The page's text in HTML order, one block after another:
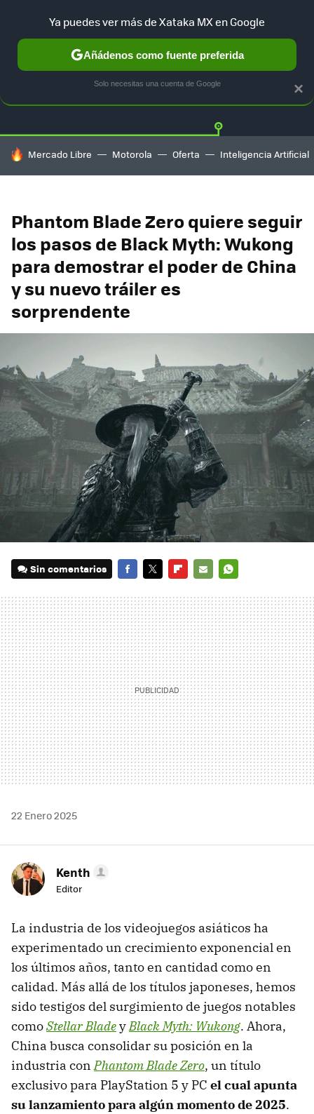
Twitter
HOY SE HABLA DE
Mercado Libre Motorola Oferta Inteligencia Artificial
Phantom Blade Zero quiere seguir
los pasos de Black Myth: Wukong
para demostrar el poder de China
y su nuevo tráiler es
sorprendente
Sin comentarios
MAIL
22 Enero 2025
Kenth
Editor
La industria de los videojuegos asiáticos ha
experimentado un crecimiento exponencial en
los últimos años, tanto en cantidad como en
calidad. Más allá de los títulos japoneses, hemos
sido testigos del surgimiento de juegos notables
comoStellar BladeyBlack Myth: Wukong. Ahora,
China busca consolidar su posición en la
industria conPhantom Blade Zero, un título
exclusivo para PlayStation 5 y PC el cual apunta
su lanzamiento para algún momento de 2025.
×
Ya puedes ver más de Xataka MX en Google
Añádenos como fuente preferida
Solo necesitas una cuenta de Google